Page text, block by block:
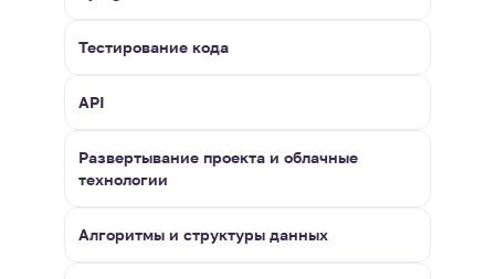
Тестирование кода
API
Развертывание проекта и облачные
технологии
Алгоритмы и структуры данных